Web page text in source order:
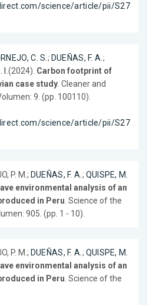
science/article/pii/S27
C. S.; DUEÑAS, F. A.;
I.(2024). Carbon footprint of
case study. Cleaner and
9. (pp. 100110).
science/article/pii/S27
P. M.; DUEÑAS, F. A.; QUISPE, M.
environmental analysis of an
in Peru. Science of the
905. (pp. 1 - 10).
P. M.; DUEÑAS, F. A.; QUISPE, M.
environmental analysis of an
in Peru. Science of the